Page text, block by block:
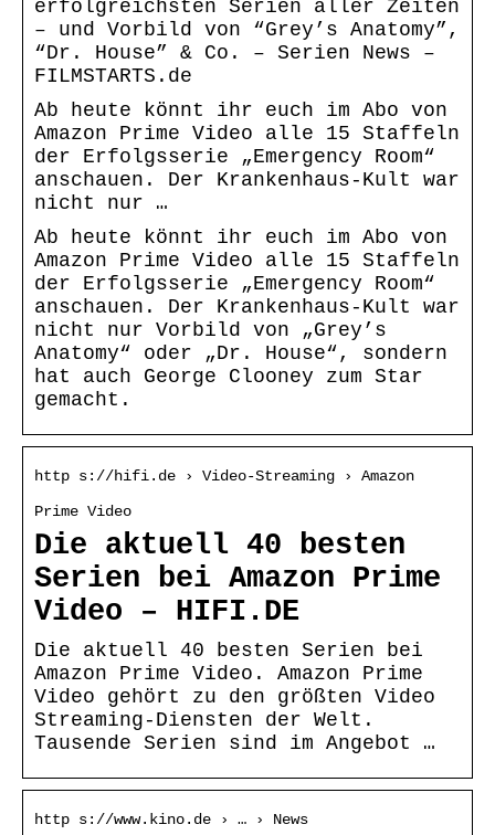
erfolgreichsten Serien aller Zeiten
– und Vorbild von “Grey’s Anatomy”,
“Dr. House” & Co. – Serien News –
FILMSTARTS.de
Ab heute könnt ihr euch im Abo von
Amazon Prime Video alle 15 Staffeln
der Erfolgsserie „Emergency Room“
anschauen. Der Krankenhaus-Kult war
nicht nur …
Ab heute könnt ihr euch im Abo von
Amazon Prime Video alle 15 Staffeln
der Erfolgsserie „Emergency Room“
anschauen. Der Krankenhaus-Kult war
nicht nur Vorbild von „Grey’s
Anatomy“ oder „Dr. House“, sondern
hat auch George Clooney zum Star
gemacht.
http s://hifi.de › Video-Streaming › Amazon
Prime Video
Die aktuell 40 besten
Serien bei Amazon Prime
Video – HIFI.DE
Die aktuell 40 besten Serien bei
Amazon Prime Video. Amazon Prime
Video gehört zu den größten Video
Streaming-Diensten der Welt.
Tausende Serien sind im Angebot …
http s://www.kino.de › … › News